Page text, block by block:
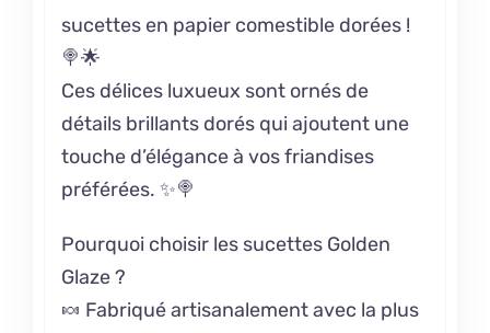
sucettes en papier comestible dorées !
🍭🌟
Ces délices luxueux sont ornés de
détails brillants dorés qui ajoutent une
touche d’élégance à vos friandises
préférées. ✨🍭
Pourquoi choisir les sucettes Golden
Glaze ?
🍬 Fabriqué artisanalement avec la plus